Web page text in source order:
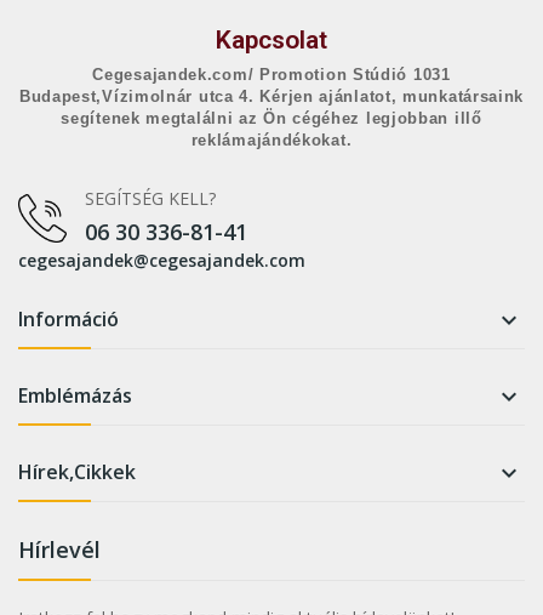
Kapcsolat
Cegesajandek.com/ Promotion Stúdió 1031
Budapest,Vízimolnár utca 4. Kérjen ajánlatot, munkatársaink
segítenek megtalálni az Ön cégéhez legjobban illő
reklámajándékokat.
SEGÍTSÉG KELL?
06 30 336-81-41
cegesajandek@cegesajandek.com
Információ 
Emblémázás 
Hírek,Cikkek 
Hírlevél